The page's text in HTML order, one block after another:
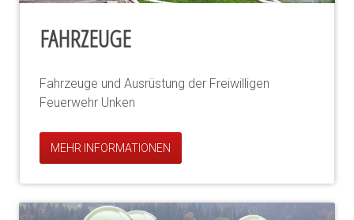
FAHRZEUGE
Fahrzeuge und Ausrüstung der Freiwilligen
Feuerwehr Unken
MEHR INFORMATIONEN